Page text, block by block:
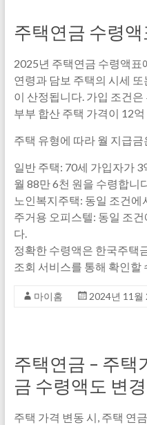
주택연금 수령
2025년 주택연금 수령액표
연령과 담보 주택의 시세
이 산정됩니다. 가입 조건
부부 합산 주택 가격이 12
주택 유형에 따라 월 지급
일반 주택: 70세 가입자가
월 88만 6천 원을 수령합니
노인복지주택: 동일 조건에
주거용 오피스텔: 동일 조
다.
정확한 수령액은 한국주택
조회 서비스를 통해 확인할
마이홈 2024년 11월
주택연금 – 주택
금 수령액도 변
주택 가격 변동 시, 주택 연